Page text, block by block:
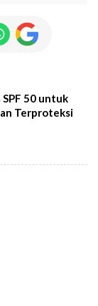
SPF 50 untuk
Terproteksi